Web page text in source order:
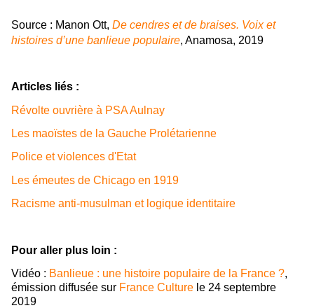
Source : Manon Ott, De cendres et de braises. Voix et
histoires d’une banlieue populaire, Anamosa, 2019
Articles liés :
Révolte ouvrière à PSA Aulnay
Les maoïstes de la Gauche Prolétarienne
Police et violences d'Etat
Les émeutes de Chicago en 1919
Racisme anti-musulman et logique identitaire
Pour aller plus loin :
Vidéo : Banlieue : une histoire populaire de la France ?,
émission diffusée sur France Culture le 24 septembre
2019